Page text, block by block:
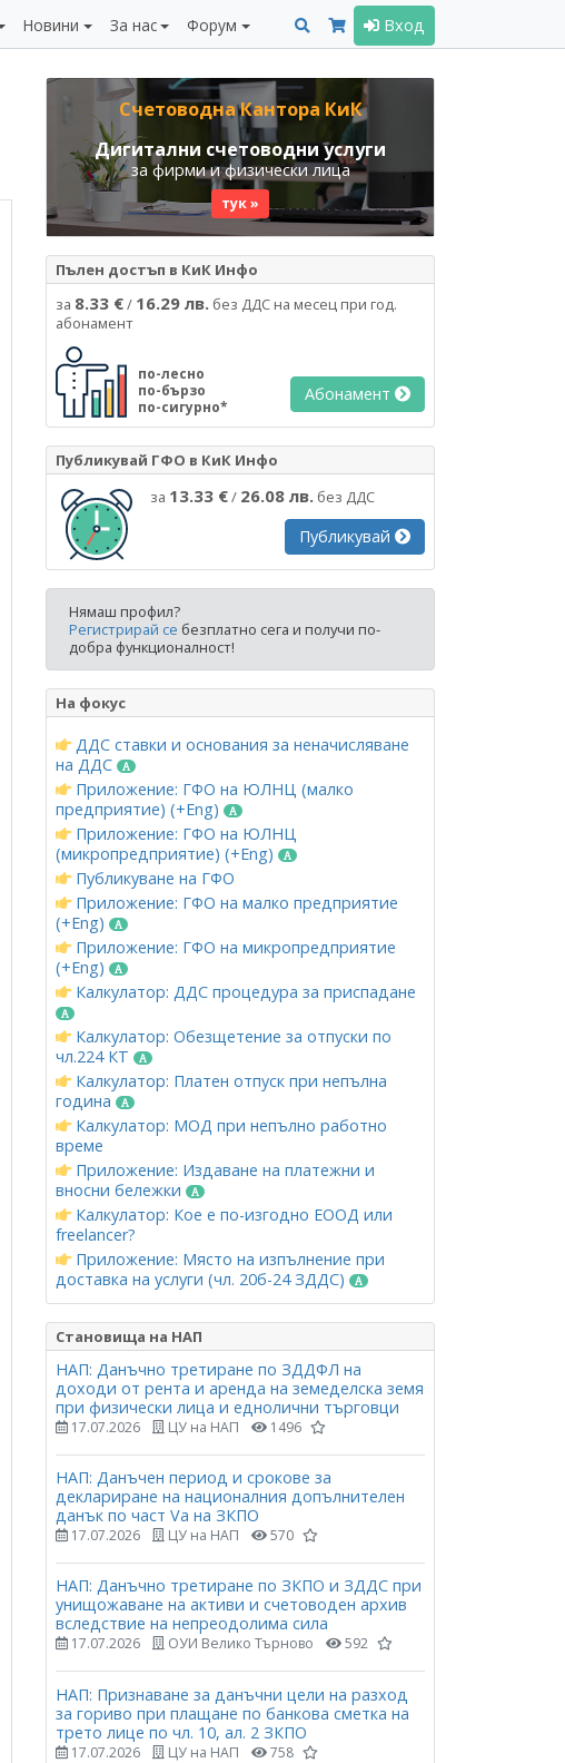
Новини За нас Форум Вход
Счетоводна Кантора КиК
Дигитални счетоводни услуги
за фирми и физически лица
тук »
Пълен достъп в КиК Инфо
за 8.33 €/ 16.29 лв. без ДДС на месец при год.
абонамент
по-лесно
по-бързо
по-сигурно*
Абонамент
Публикувай ГФО в КиК Инфо
за 13.33 €/ 26.08 лв. без ДДС
Публикувай
Нямаш профил?
Регистрирай се безплатно сега и получи по-
добра функционалност!
На фокус
ДДС ставки и основания за неначисляване
на ДДС
Приложение: ГФО на ЮЛНЦ (малко
предприятие) (+Eng)
Приложение: ГФО на ЮЛНЦ
(микропредприятие) (+Eng)
Публикуване на ГФО
Приложение: ГФО на малко предприятие
(+Eng)
Приложение: ГФО на микропредприятие
(+Eng)
Калкулатор: ДДС процедура за приспадане
Калкулатор: Обезщетение за отпуски по
чл.224 КТ
Калкулатор: Платен отпуск при непълна
година
Калкулатор: МОД при непълно работно
време
Приложение: Издаване на платежни и
вносни бележки
Калкулатор: Кое е по-изгодно ЕООД или
freelancer?
Приложение: Място на изпълнение при
доставка на услуги (чл. 20б-24 ЗДДС)
Становища на НАП
НАП: Данъчно третиране по ЗДДФЛ на
доходи от рента и аренда на земеделска земя
при физически лица и еднолични търговци
17.07.2026 ЦУ на НАП 1496
НАП: Данъчен период и срокове за
деклариране на националния допълнителен
данък по част Vа на ЗКПО
17.07.2026 ЦУ на НАП 570
НАП: Данъчно третиране по ЗКПО и ЗДДС при
унищожаване на активи и счетоводен архив
вследствие на непреодолима сила
17.07.2026 ОУИ Велико Търново 592
НАП: Признаване за данъчни цели на разход
за гориво при плащане по банкова сметка на
трето лице по чл. 10, ал. 2 ЗКПО
17.07.2026 ЦУ на НАП 758